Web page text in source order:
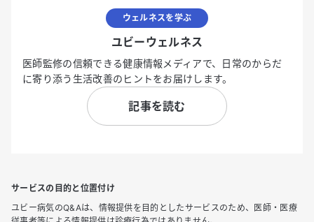
ウェルネスを学ぶ
ユビーウェルネス
医師監修の信頼できる健康情報メディアで、日常のからだ
に寄り添う生活改善のヒントをお届けします。
記事を読む
サービスの目的と位置付け
ユビー病気のQ&Aは、情報提供を目的としたサービスのため、医師・医療